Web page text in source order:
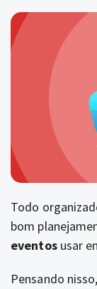
Todo
bom
eventosusar
Pensando